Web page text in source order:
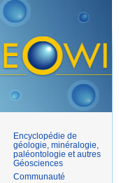
Encyclopédie de
géologie, minéralogie,
paléontologie et autres
Géosciences
Communauté